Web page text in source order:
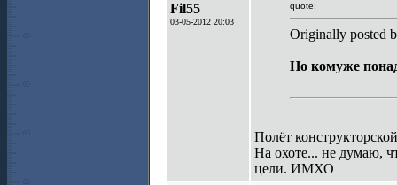
Fil55
03-05-2012 20:03
quote:
Originally posted
Но комуже
Полёт
На охоте... не думаю,
цели. ИМХО